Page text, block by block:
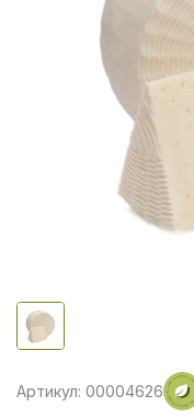
Артикул: 00004626